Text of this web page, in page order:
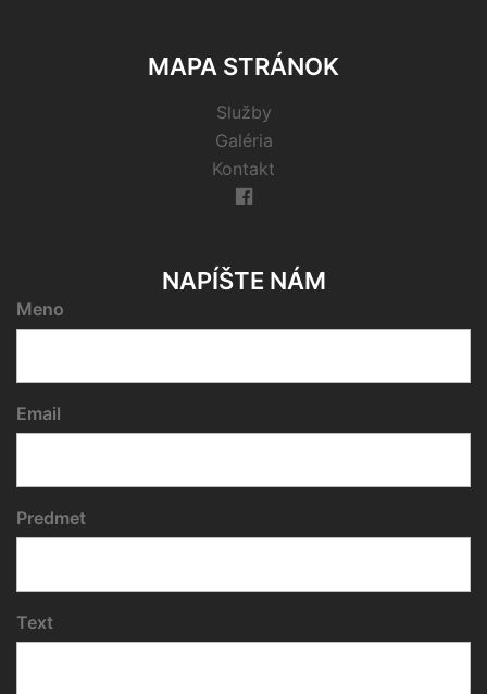
MAPA STRÁNOK
Služby
Galéria
Kontakt
Facebook
NAPÍŠTE NÁM
Meno
Email
Predmet
Text